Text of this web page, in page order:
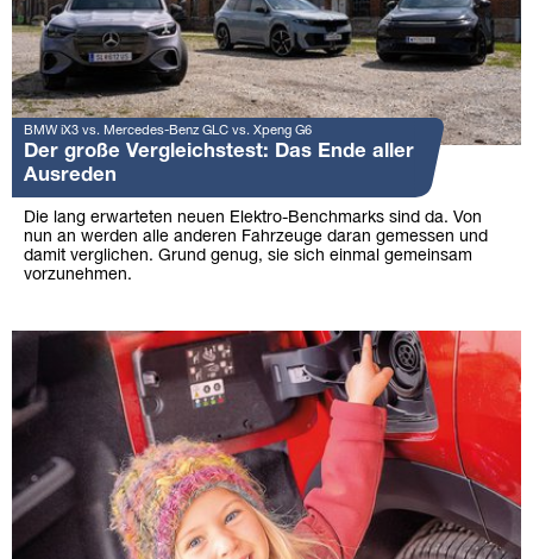
BMW iX3 vs. Mercedes-Benz GLC vs. Xpeng G6
Der große Vergleichstest: Das Ende aller
Ausreden
Die lang erwarteten neuen Elektro-Benchmarks sind da. Von
nun an werden alle anderen Fahrzeuge daran gemessen und
damit verglichen. Grund genug, sie sich einmal gemeinsam
vorzunehmen.